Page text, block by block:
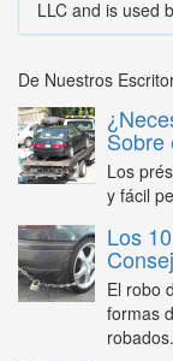
LLC and is used
De Nuestros
Sobre
Los
y fácil
Los
El robo
formas